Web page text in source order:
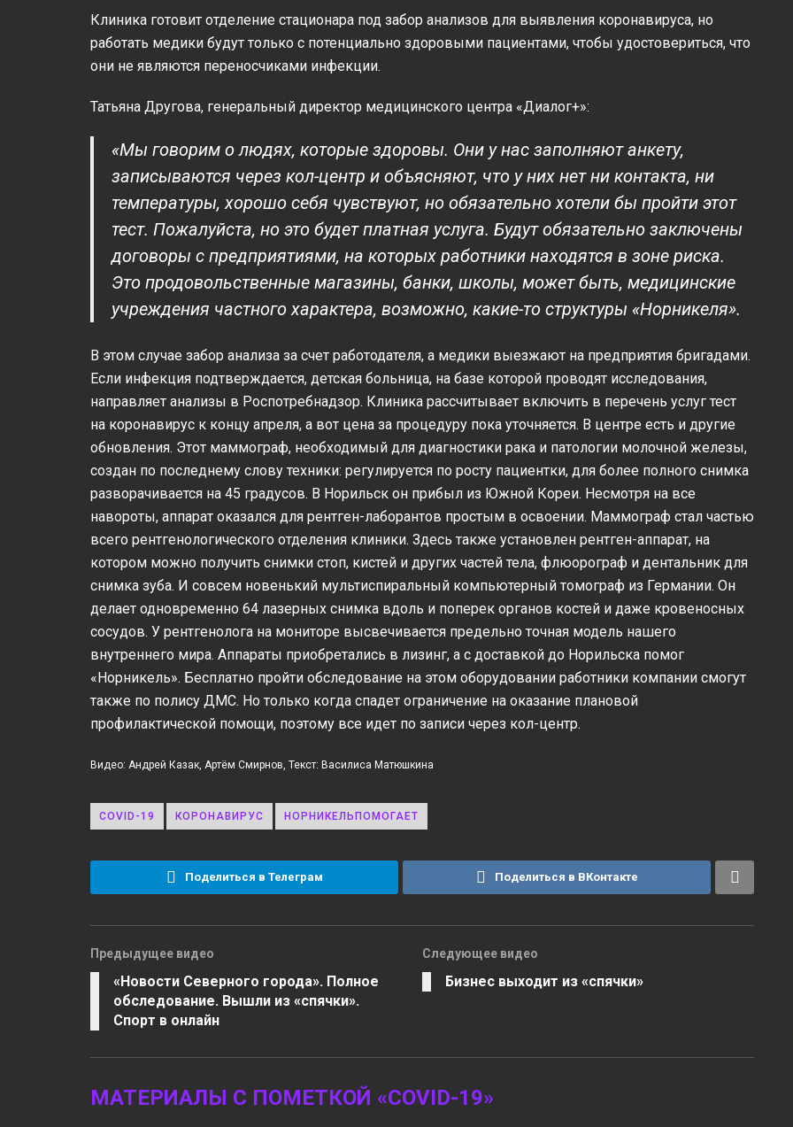
Клиника готовит отделение стационара под забор анализов для выявления коронавируса, но
работать медики будут только с потенциально здоровыми пациентами, чтобы удостовериться, что
они не являются переносчиками инфекции.
Татьяна Другова, генеральный директор медицинского центра «Диалог+»:
«Мы говорим о людях, которые здоровы. Они у нас заполняют анкету,
записываются через кол-центр и объясняют, что у них нет ни контакта, ни
температуры, хорошо себя чувствуют, но обязательно хотели бы пройти этот
тест. Пожалуйста, но это будет платная услуга. Будут обязательно заключены
договоры с предприятиями, на которых работники находятся в зоне риска.
Это продовольственные магазины, банки, школы, может быть, медицинские
учреждения частного характера, возможно, какие-то структуры «Норникеля».
В этом случае забор анализа за счет работодателя, а медики выезжают на предприятия бригадами.
Если инфекция подтверждается, детская больница, на базе которой проводят исследования,
направляет анализы в Роспотребнадзор. Клиника рассчитывает включить в перечень услуг тест
на коронавирус к концу апреля, а вот цена за процедуру пока уточняется. В центре есть и другие
обновления. Этот маммограф, необходимый для диагностики рака и патологии молочной железы,
создан по последнему слову техники: регулируется по росту пациентки, для более полного снимка
разворачивается на 45 градусов. В Норильск он прибыл из Южной Кореи. Несмотря на все
навороты, аппарат оказался для рентген-лаборантов простым в освоении. Маммограф стал частью
всего рентгенологического отделения клиники. Здесь также установлен рентген-аппарат, на
котором можно получить снимки стоп, кистей и других частей тела, флюорограф и дентальник для
снимка зуба. И совсем новенький мультиспиральный компьютерный томограф из Германии. Он
делает одновременно 64 лазерных снимка вдоль и поперек органов костей и даже кровеносных
сосудов. У рентгенолога на мониторе высвечивается предельно точная модель нашего
внутреннего мира. Аппараты приобретались в лизинг, а с доставкой до Норильска помог
«Норникель». Бесплатно пройти обследование на этом оборудовании работники компании смогут
также по полису ДМС. Но только когда спадет ограничение на оказание плановой
профилактической помощи, поэтому все идет по записи через кол-центр.
Видео: Андрей Казак, Артём Смирнов, Текст: Василиса Матюшкина
COVID-19 КОРОНАВИРУС НОРНИКЕЛЬПОМОГАЕТ
Поделиться в Телеграм Поделиться в ВКонтакте
Предыдущее видео
«Новости Северного города». Полное
обследование. Вышли из «спячки».
Спорт в онлайн
Следующее видео
Бизнес выходит из «спячки»
МАТЕРИАЛЫ С ПОМЕТКОЙ «COVID-19»